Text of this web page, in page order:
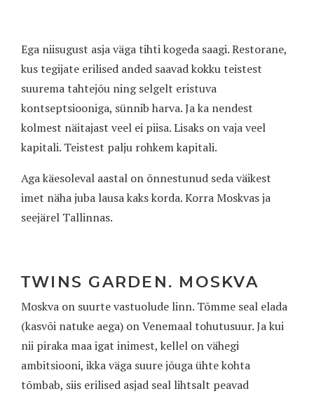
Ega niisugust asja väga tihti kogeda saagi. Restorane,
kus tegijate erilised anded saavad kokku teistest
suurema tahtejõu ning selgelt eristuva
kontseptsiooniga, sünnib harva. Ja ka nendest
kolmest näitajast veel ei piisa. Lisaks on vaja veel
kapitali. Teistest palju rohkem kapitali.
Aga käesoleval aastal on õnnestunud seda väikest
imet näha juba lausa kaks korda. Korra Moskvas ja
seejärel Tallinnas.
TWINS GARDEN. MOSKVA
Moskva on suurte vastuolude linn. Tõmme seal elada
(kasvõi natuke aega) on Venemaal tohutusuur. Ja kui
nii piraka maa igat inimest, kellel on vähegi
ambitsiooni, ikka väga suure jõuga ühte kohta
tõmbab, siis erilised asjad seal lihtsalt peavad